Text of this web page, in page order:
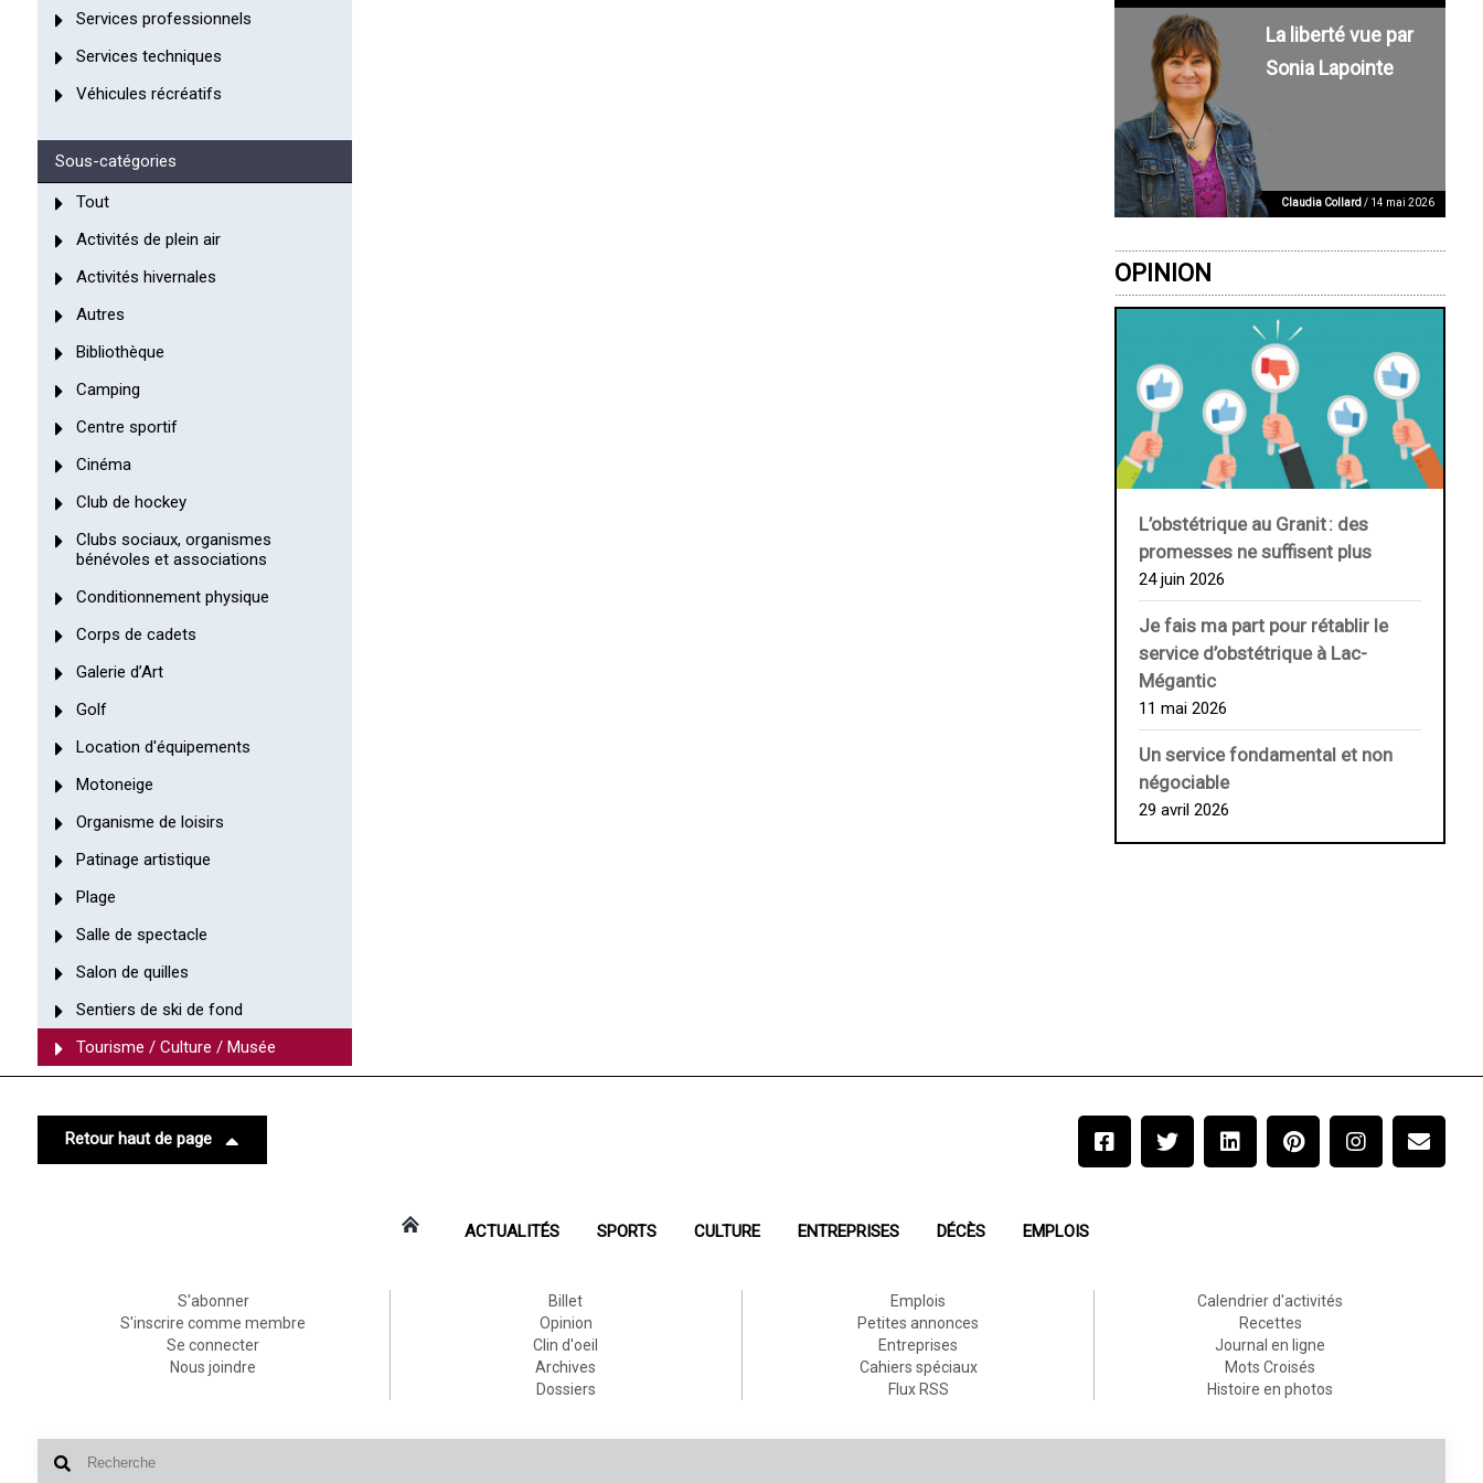
Services professionnels
Services techniques
Véhicules récréatifs
Sous-catégories
Tout
Activités de plein air
Activités hivernales
Autres
Bibliothèque
Camping
Centre sportif
Cinéma
Club de hockey
Clubs sociaux, organismes
bénévoles et associations
Conditionnement physique
Corps de cadets
Galerie d’Art
Golf
Location d'équipements
Motoneige
Organisme de loisirs
Patinage artistique
Plage
Salle de spectacle
Salon de quilles
Sentiers de ski de fond
Tourisme / Culture / Musée
La liberté vue par
Sonia Lapointe
Claudia Collard/ 14 mai 2026
OPINION
L’obstétrique au ­Granit : des
promesses ne suffisent plus
24 juin 2026
Je fais ma part pour rétablir le
service d’obstétrique à Lac-
Mégantic
11 mai 2026
Un service fondamental et non
négociable
29 avril 2026
Retour haut de page
ACTUALITÉS SPORTS CULTURE ENTREPRISES DÉCÈS EMPLOIS
S'abonner
S'inscrire comme membre
Se connecter
Nous joindre
Billet
Opinion
Clin d'oeil
Archives
Dossiers
Emplois
Petites annonces
Entreprises
Cahiers spéciaux
Flux RSS
Calendrier d'activités
Recettes
Journal en ligne
Mots Croisés
Histoire en photos